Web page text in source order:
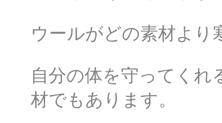
ウールがどの素材より
自分の体を守ってくれ
材でもあります。